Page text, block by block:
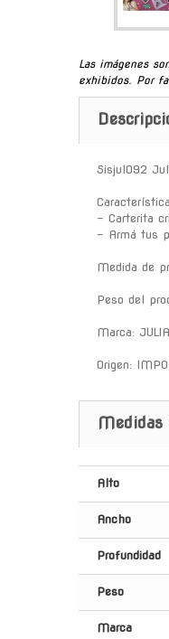
Las imágenes
exhibidos. Por
Sisjul092
- Carterita
- Armá tus
Medida de
Peso del
Marca:
Origen:
Medidas
Alto
Ancho
Profundidad
Peso
Marca